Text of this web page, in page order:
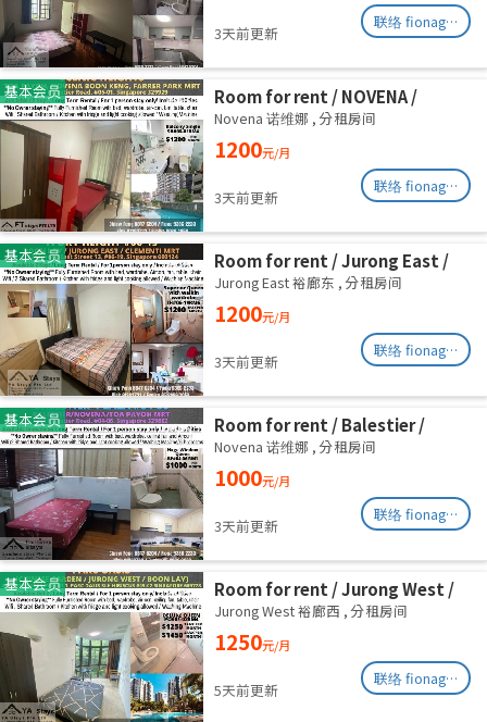
3天前更新
联络 fionag@transinex.com.sg
基本会员
Room for rent / NOVENA /
Common room / 1pax stay /
Available Sept 2
Novena 诺维娜 , 分租房间
1200元/月
3天前更新
联络 fionag@transinex.com.sg
基本会员
Room for rent / Jurong East /
Common room / 1pax stay /
Available 2 Sept
Jurong East 裕廊东 , 分租房间
1200元/月
3天前更新
联络 fionag@transinex.com.sg
基本会员
Room for rent / Balestier /
Common room / 1pax stay /
Available Immediately
Novena 诺维娜 , 分租房间
1000元/月
3天前更新
联络 fionag@transinex.com.sg
基本会员
Room for rent / Jurong West /
Common room / 1pax stay /
Available Oct 2
Jurong West 裕廊西 , 分租房间
1250元/月
5天前更新
联络 fionag@transinex.com.sg